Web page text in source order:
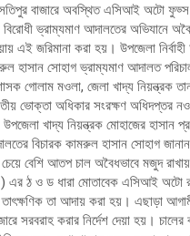
বাজারে অবস্থিত এসিআই অটো ফুড্স
ভ্রাম্যমাণ আদালতের অভিযানে
এই জরিমানা করা হয়। উপজেলা
হাসান সোহাগ ভ্রাম্যমাণ আদালত
গোলাম মওলা, জেলা খাদ্য নিয়ন্ত্রক
ভোক্তা অধিকার সংরক্ষণ অধিদপ্তর
খাদ্য নিয়ন্ত্রক মোহাজের হাসান
বিচারক কামরুল হাসান সোহাগ
চেয়ে বেশি আতপ চাল অবৈধভাবে মজুদ
ঠ ও ড ধারা মোতাবেক এসিআই অটো
তা আদায় করা হয়। এছাড়া
সরবরাহ করার নির্দেশ দেয়া হয়। চালের